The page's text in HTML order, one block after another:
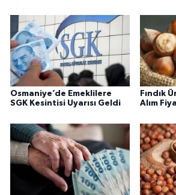
Osmaniye’de Emeklilere
SGK Kesintisi Uyarısı Geldi
Fındık
Alım